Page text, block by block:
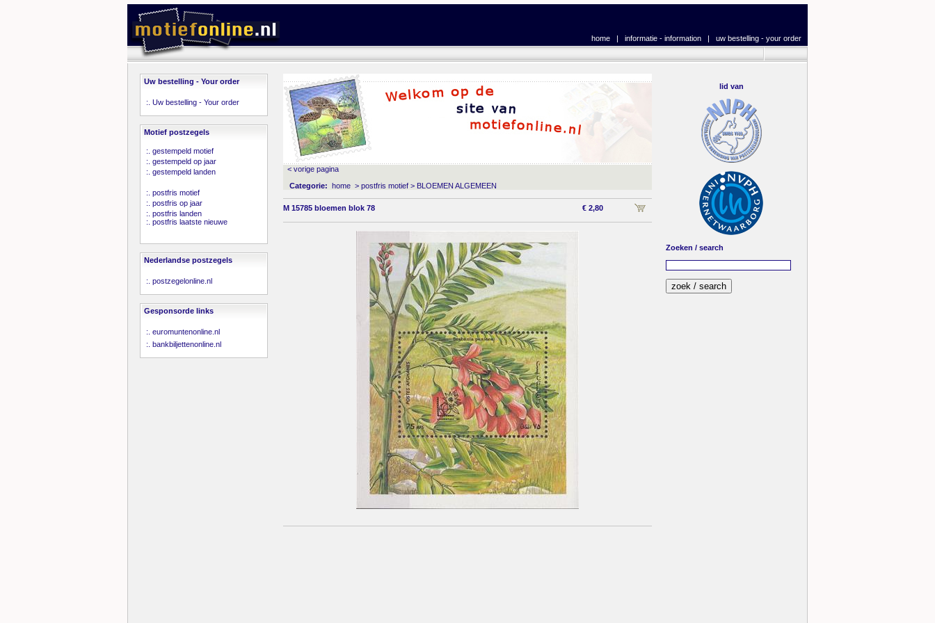
home | informatie - information | uw bestelling - your order
Uw bestelling - Your order
:. Uw bestelling - Your order
Motief postzegels
:. gestempeld motief
:. gestempeld op jaar
:. gestempeld landen
:. postfris motief
:. postfris op jaar
:. postfris landen
:. postfris laatste nieuwe
Nederlandse postzegels
:. postzegelonline.nl
Gesponsorde links
:. euromuntenonline.nl
:. bankbiljettenonline.nl
< vorige pagina
Categorie: home > postfris motief > BLOEMEN ALGEMEEN
M 15785 bloemen blok 78 € 2,80
lid van
Zoeken / search